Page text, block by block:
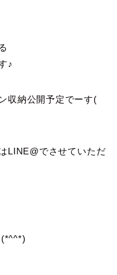
♪
収納公開予定でーす(
LINE@でさせていただ